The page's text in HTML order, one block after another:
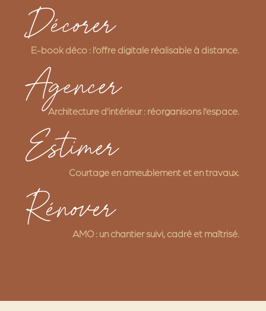
Décorer
E-book déco : l’offre digitale réalisable à distance.
Agencer
Architecture d’intérieur : réorganisons l’espace.
Estimer
Courtage en ameublement et en travaux.
Rénover
AMO : un chantier suivi, cadré et maîtrisé.